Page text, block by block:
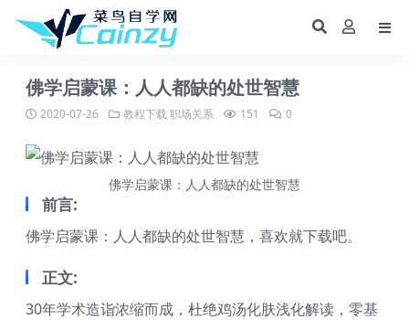
佛学启蒙课：人人都缺的处世智慧
2020-07-26 教程下载职场关系 151 0
佛学启蒙课：人人都缺的处世智慧
前言:
佛学启蒙课：人人都缺的处世智慧，喜欢就下载吧。
正文:
30年学术造诣浓缩而成，杜绝鸡汤化肤浅化解读，零基